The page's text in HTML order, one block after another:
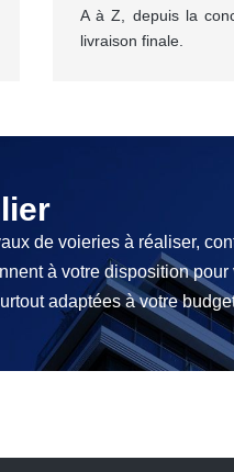
A à Z, depuis la
livraison finale.
de voieries à réaliser,
à votre disposition
adaptées à votre